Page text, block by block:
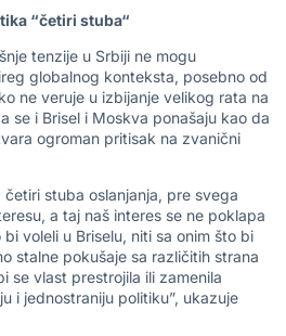
“četiri stuba“
tenzije u Srbiji ne mogu
globalnog konteksta, posebno od
ne veruje u izbijanje velikog rata na
se i Brisel i Moskva ponašaju kao da
ogroman pritisak na zvanični
stuba oslanjanja, pre svega
a taj naš interes se ne poklapa
voleli u Briselu, niti sa onim što bi
stalne pokušaje sa različitih strana
se vlast prestrojila ili zamenila
i jednostraniju politiku”, ukazuje